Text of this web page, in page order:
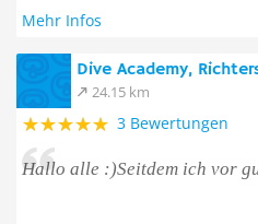
Mehr Infos
Dive Academy,
24.15 km
3 Bewertungen
Hallo alle :)Seitdem ich vor